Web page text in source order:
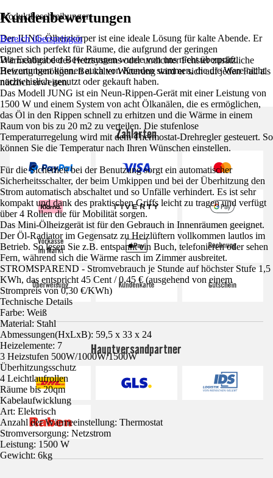
Produktbeschreibungen
Der JUNG Ölheizkörper ist eine ideale Lösung für kalte Abende. Er
eignet sich perfekt für Räume, die aufgrund der geringen
Wärmeabgabe des Heizsystems oder undichter Fenster zusätzliche
Heizung benötigen. Bei kalter Witterung wird er sich auf jeden Fall als
nützlich erweisen.
Das Modell JUNG ist ein Neun-Rippen-Gerät mit einer Leistung von
1500 W und einem System von acht Ölkanälen, die es ermöglichen,
das Öl in den Rippen schnell zu erhitzen und die Wärme in einem
Raum von bis zu 20 m2 zu verteilen. Die stufenlose
Temperaturregelung wird mit dem Thermostat-Drehregler gesteuert. So
können Sie die Temperatur nach Ihren Wünschen einstellen.
Für die Sicherheit bei der Benutzung sorgt ein automatischer
Sicherheitsschalter, der beim Umkippen und bei der Überhitzung den
Strom automatisch abschaltet und so Unfälle verhindert. Es ist sehr
kompakt und dank des praktischen Griffs leicht zu tragen und verfügt
über 4 Rollen die für Mobilität sorgen.
Das Mini-Ölheizgerät ist für den Gebrauch in Innenräumen geeignet.
Der Öl-Radiator im Gegensatz zu Heizlüftern vollkommen lautlos im
Betrieb. So lesen Sie z.B. entspannt ein Buch, telefonieren oder sehen
Fern, während sich die Wärme rasch im Zimmer ausbreitet.
STROMSPAREND - Stromvebrauch je Stunde auf höchster Stufe 1,5
KWh, das entspricht 45 Cent / 0,45 € (ausgehend von einem
Strompreis von 0,30 €/KWh)
Technische Details
Farbe: Weiß
Material: Stahl
Abmessungen(HxLxB): 59,5 x 33 x 24
Heizelemente: 7
3 Heizstufen 500W/1000W/1500W
Überhitzungsschutz
4 Leichtlaufrollen
Räume bis 20qm
Kabelaufwicklung
Art: Elektrisch
Anzahl der Wärmeeinstellung: Thermostat
Stromversorgung: Netzstrom
Leistung: 1500 W
Gewicht: 6kg
Kundenbewertungen
Bereich überspringen
Die Echtheit der Bewertungen wurde von uns nicht überprüft.
Bewertungen können auch von Kunden stammen, die die Ware nicht
nachweislich genutzt oder gekauft haben.
Zahlarten
Hauptversandpartner